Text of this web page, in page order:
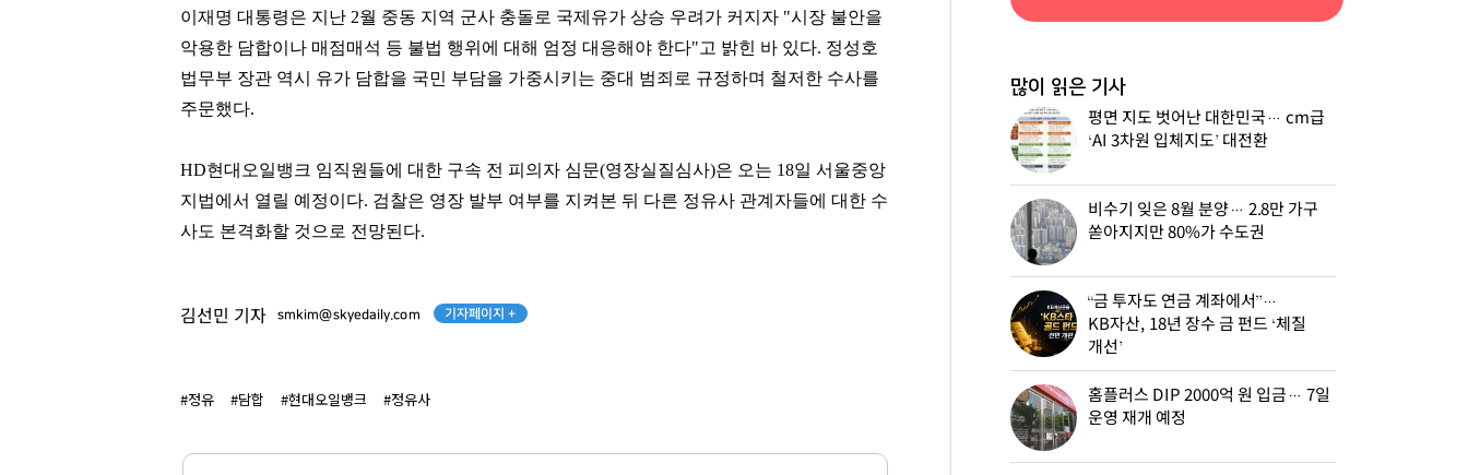
김태원
[관련 기사]
이국노
[관련 기사]
박진영 손흥민 정상혁
이재명 대통령은 지난 2월 중동 지역 군사 충돌로 국제유가 상승 우려가 커지자 "시장 불안을
악용한 담합이나 매점매석 등 불법 행위에 대해 엄정 대응해야 한다"고 밝힌 바 있다. 정성호
법무부 장관 역시 유가 담합을 국민 부담을 가중시키는 중대 범죄로 규정하며 철저한 수사를
주문했다.
HD현대오일뱅크 임직원들에 대한 구속 전 피의자 심문(영장실질심사)은 오는 18일 서울중앙
지법에서 열릴 예정이다. 검찰은 영장 발부 여부를 지켜본 뒤 다른 정유사 관계자들에 대한 수
사도 본격화할 것으로 전망된다.
김선민 기자 smkim@skyedaily.com 기자페이지 +
#정유 #담합 #현대오일뱅크 #정유사
많이 읽은 기사
평면 지도 벗어난 대한민국… cm급
‘AI 3차원 입체지도’ 대전환
비수기 잊은 8월 분양… 2.8만 가구
쏟아지지만 80%가 수도권
“금 투자도 연금 계좌에서”…
KB자산, 18년 장수 금 펀드 ‘체질
개선’
홈플러스 DIP 2000억 원 입금… 7일
운영 재개 예정